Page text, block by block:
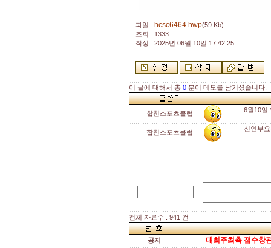
파일 : hcsc6464.hwp(59 Kb)
조회 : 1333
작성 : 2025년 06월 10일 17:42:25
이 글에 대해서 총 0 분이 메모를 남기셨습니다.
합천스포츠클럽 6월10일
합천스포츠클럽 신인부
전체 자료수 : 941 건
공지 대회주최측 접수창